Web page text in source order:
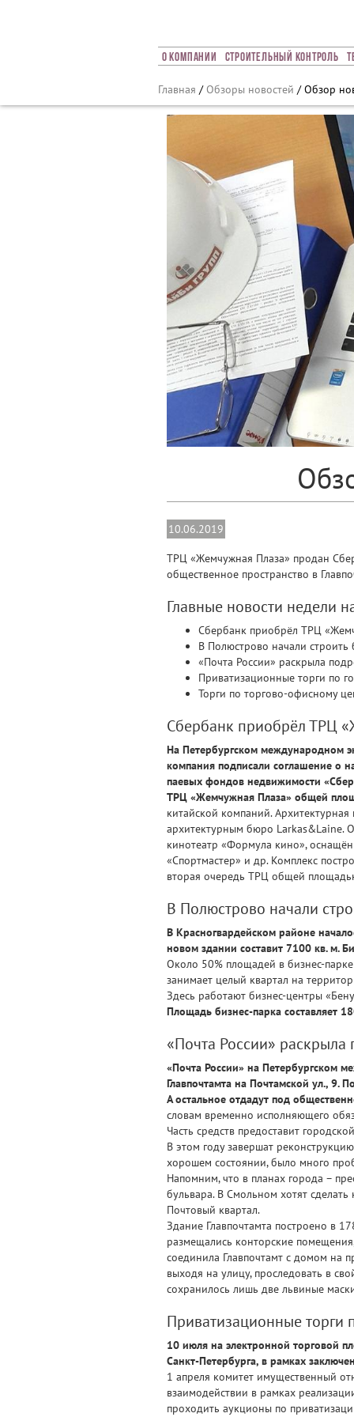
О Компании Строительный Контроль
Главная /Обзоры новостей / Обзор
10.06.2019
ТРЦ «Жемчужная Плаза» продан
общественное пространство в
Главные новости недели
Сбербанк приобрёл ТРЦ
В Полюстрово начали строить
«Почта России» раскрыла
Приватизационные торги по
Торги по торгово-офисному
Сбербанк приобрёл ТРЦ
На Петербургском международном
компания подписали соглашение о
паевых фондов недвижимости
ТРЦ «Жемчужная Плаза» общей
китайской компаний.
архитектурным бюро Larkas&Laine.
кинотеатр «Формула кино»,
«Спортмастер» и др. Комплекс
вторая очередь ТРЦ общей
В Полюстрово начали
В Красногвардейском районе
новом здании составит 7100 кв. м.
Около 50% площадей в бизнес-
занимает целый квартал на
Здесь работают бизнес-центры
Площадь бизнес-парка составляет
«Почта России» раскрыла
«Почта России» на Петербургском
Главпочтамта на Почтамской ул., 9.
А остальное отдадут под
словам временно исполняющего
Часть средств предоставит
В этом году завершат
хорошем состоянии, было много
Напомним, что в планах города –
бульвара. В Смольном хотят
Почтовый квартал.
Здание Главпочтамта построено в
размещались конторские
соединила Главпочтамт с домом на
выходя на улицу, проследовать в
сохранилось лишь две львиные
Приватизационные торги
10 июля на электронной торговой
Санкт-Петербурга, в рамках
1 апреля комитет имущественный
взаимодействии в рамках
проходить аукционы по